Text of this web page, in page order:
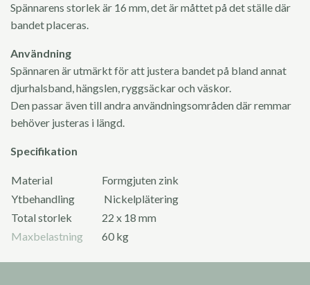
Spännarens storlek är 16 mm, det är måttet på det ställe där
bandet placeras.
Användning
Spännaren är utmärkt för att justera bandet på bland annat
djurhalsband, hängslen, ryggsäckar och väskor.
Den passar även till andra användningsområden där remmar
behöver justeras i längd.
Specifikation
Material
Formgjuten zink
Ytbehandling
Nickelplätering
Total storlek
22 x 18 mm
Maxbelastning
60 kg